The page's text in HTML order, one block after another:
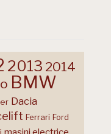
2013 2014
BMW
Dacia
Ferrari Ford